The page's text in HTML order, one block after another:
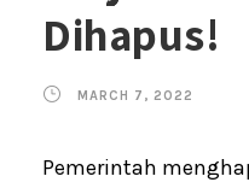
Dihapus!
MARCH 7, 2022
Pemerintah